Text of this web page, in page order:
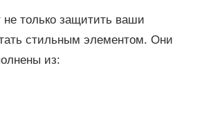
не только защитить ваши
стильным элементом. Они
из: